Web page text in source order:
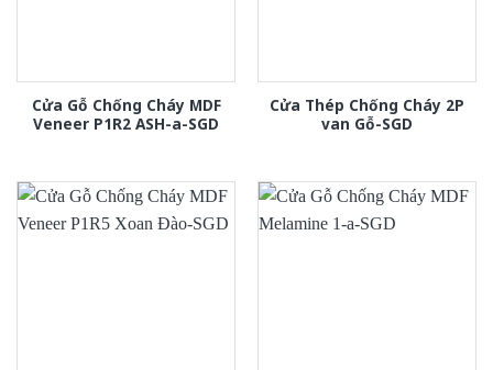
Cửa Gỗ Chống Cháy MDF
Veneer P1R2 ASH-a-SGD
Cửa Thép Chống Cháy 2P
van Gỗ-SGD